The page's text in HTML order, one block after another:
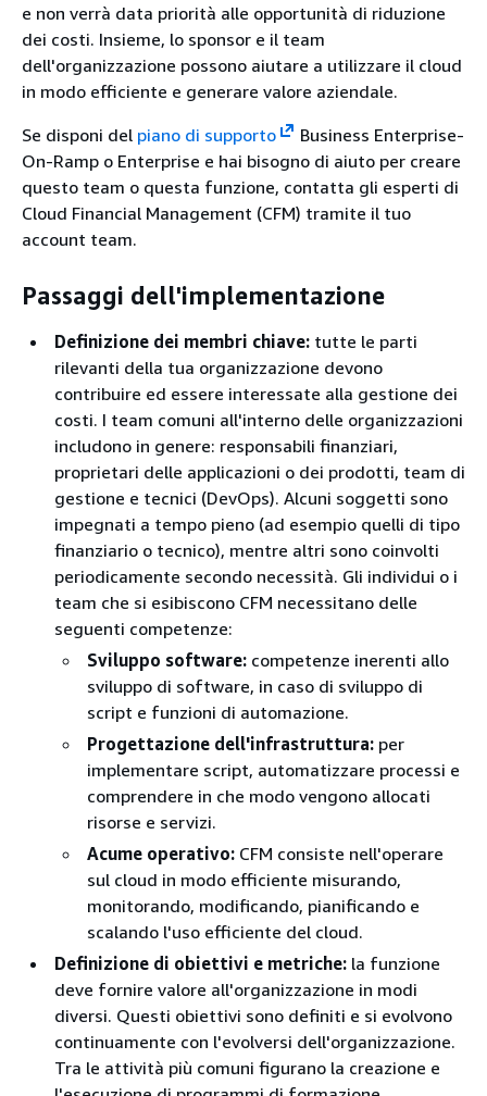
e non verrà data priorità alle opportunità di riduzione
dei costi. Insieme, lo sponsor e il team
dell'organizzazione possono aiutare a utilizzare il cloud
in modo efficiente e generare valore aziendale.
Se disponi del piano di supporto
Business Enterprise-
On-Ramp o Enterprise e hai bisogno di aiuto per creare
questo team o questa funzione, contatta gli esperti di
Cloud Financial Management (CFM) tramite il tuo
account team.
Passaggi dell'implementazione
Definizione dei membri chiave: tutte le parti
rilevanti della tua organizzazione devono
contribuire ed essere interessate alla gestione dei
costi. I team comuni all'interno delle organizzazioni
includono in genere: responsabili finanziari,
proprietari delle applicazioni o dei prodotti, team di
gestione e tecnici (DevOps). Alcuni soggetti sono
impegnati a tempo pieno (ad esempio quelli di tipo
finanziario o tecnico), mentre altri sono coinvolti
periodicamente secondo necessità. Gli individui o i
team che si esibiscono CFM necessitano delle
seguenti competenze:
Sviluppo software: competenze inerenti allo
sviluppo di software, in caso di sviluppo di
script e funzioni di automazione.
Progettazione dell'infrastruttura: per
implementare script, automatizzare processi e
comprendere in che modo vengono allocati
risorse e servizi.
Acume operativo: CFM consiste nell'operare
sul cloud in modo efficiente misurando,
monitorando, modificando, pianificando e
scalando l'uso efficiente del cloud.
Definizione di obiettivi e metriche: la funzione
deve fornire valore all'organizzazione in modi
diversi. Questi obiettivi sono definiti e si evolvono
continuamente con l'evolversi dell'organizzazione.
Tra le attività più comuni figurano la creazione e